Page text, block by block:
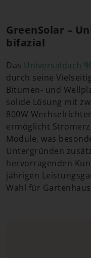
GreenSolar –
bifazial
Das Universaldach
durch seine
Bitumen- und
solide Lösung mit
800W
ermöglicht
Module, was
Untergründen
hervorragenden
jährigen
Wahl für